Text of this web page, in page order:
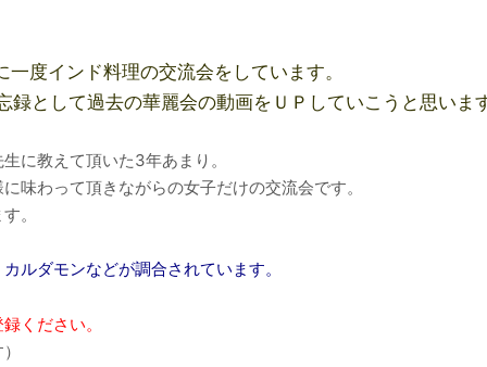
度インド料理の交流会をしています。
として過去の華麗会の動画をＵＰしていこうと思いま
に教えて頂いた3年あまり。
味わって頂きながらの女子だけの交流会です。
。
ルダモンなどが調合されています。
ください。